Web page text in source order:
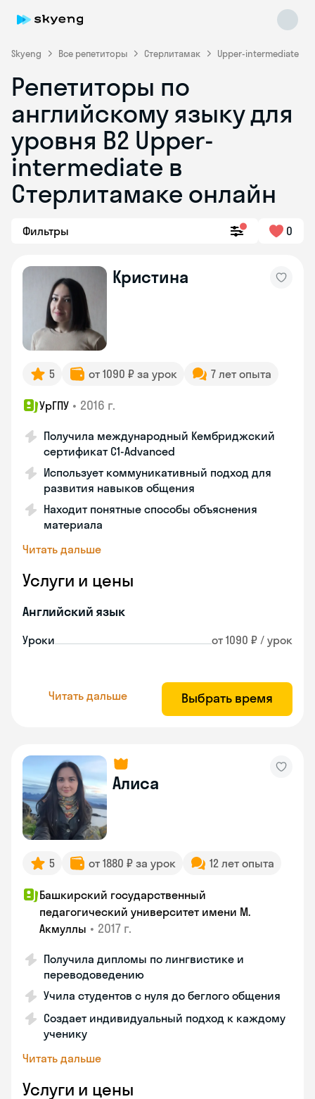
Skyeng Все репетиторы Стерлитамак Upper-intermediate
Репетиторы по
английскому языку для
уровня B2 Upper-
intermediate в
Стерлитамаке онлайн
Фильтры 0
Кристина
5 от 1090 ₽ за урок 7 лет опыта
УрГПУ • 2016 г.
Получила международный Кембриджский
сертификат С1-Advanced
Использует коммуникативный подход для
развития навыков общения
Находит понятные способы объяснения
материала
Читать дальше
Услуги и цены
Английский язык
Уроки от 1090 ₽ / урок
Читать дальше Выбрать время
Алиса
5 от 1880 ₽ за урок 12 лет опыта
Башкирский государственный
педагогический университет имени М.
Акмуллы • 2017 г.
Получила дипломы по лингвистике и
переводоведению
Учила студентов с нуля до беглого общения
Создает индивидуальный подход к каждому
ученику
Читать дальше
Услуги и цены
online